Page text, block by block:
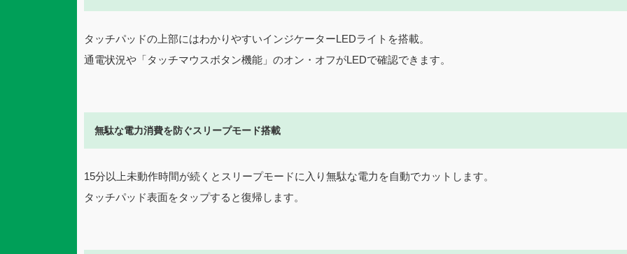
タッチパッドの上部にはわかりやすいインジケーターLEDライトを搭載。
通電状況や「タッチマウスボタン機能」のオン・オフがLEDで確認できます。
無駄な電力消費を防ぐスリープモード搭載
15分以上未動作時間が続くとスリープモードに入り無駄な電力を自動でカットします。
タッチパッド表面をタップすると復帰します。